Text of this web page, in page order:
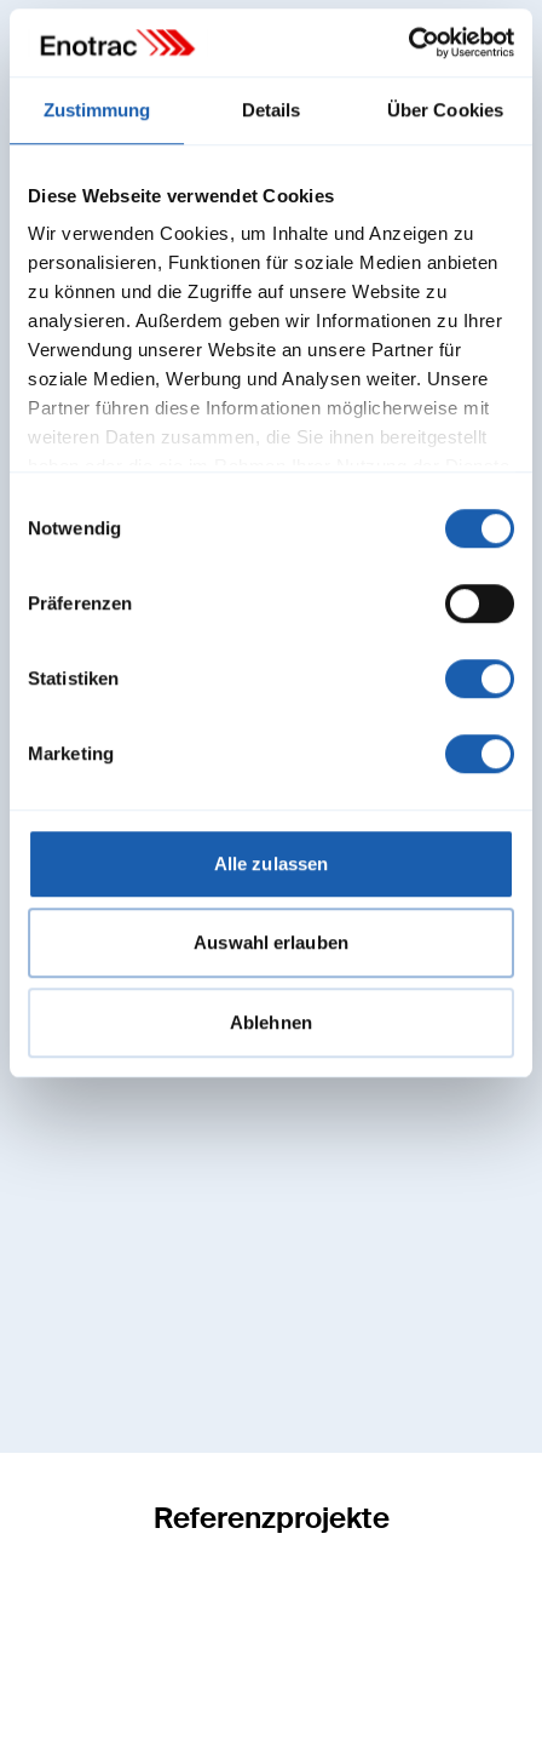
Zustimmung Details Über Cookies
Diese Webseite verwendet Cookies
Wir verwenden Cookies, um Inhalte und Anzeigen zu
personalisieren, Funktionen für soziale Medien anbieten
zu können und die Zugriffe auf unsere Website zu
analysieren. Außerdem geben wir Informationen zu Ihrer
Verwendung unserer Website an unsere Partner für
soziale Medien, Werbung und Analysen weiter. Unsere
Partner führen diese Informationen möglicherweise mit
weiteren Daten zusammen, die Sie ihnen bereitgestellt
Notwendig
Präferenzen
Statistiken
Marketing
Alle zulassen
Auswahl erlauben
Ablehnen
Andreas Bleiker
Bereichsleiter Fahrzeugtechnik
Mitglied der Geschäftsleitung
andreas.bleiker@enotrac.com
+41 33 346 66 28
Adrian Mülhauser
Teamleiter Engineering
adrian.muelhauser@enotrac.com
Referenzprojekte